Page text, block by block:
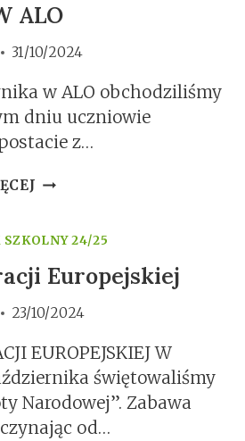
ALO
31/10/2024
w ALO obchodziliśmy
dniu uczniowie
z…
HALLOWEEN
SZKOLNY 24/25
Europejskiej
23/10/2024
EUROPEJSKIEJ W
świętowaliśmy
Narodowej”. Zabawa
od…